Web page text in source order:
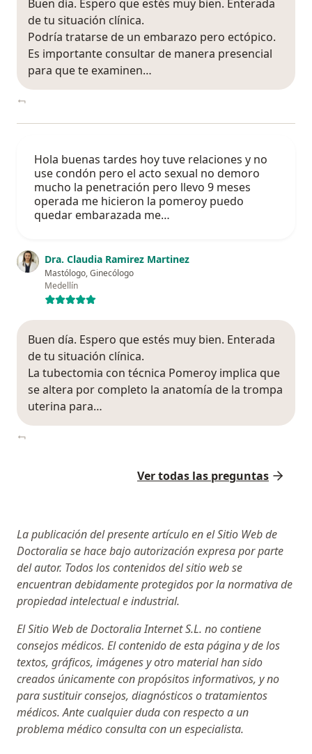
Buen día. Espero que estés muy bien. Enterada
de tu situación clínica.
Podría tratarse de un embarazo pero ectópico.
Es importante consultar de manera presencial
para que te examinen…
Hola buenas tardes hoy tuve relaciones y no
use condón pero el acto sexual no demoro
mucho la penetración pero llevo 9 meses
operada me hicieron la pomeroy puedo
quedar embarazada me…
Dra. Claudia Ramirez Martinez
Mastólogo, Ginecólogo
Medellín
Buen día. Espero que estés muy bien. Enterada
de tu situación clínica.
La tubectomia con técnica Pomeroy implica que
se altera por completo la anatomía de la trompa
uterina para…
Ver todas las preguntas
La publicación del presente artículo en el Sitio Web de
Doctoralia se hace bajo autorización expresa por parte
del autor. Todos los contenidos del sitio web se
encuentran debidamente protegidos por la normativa de
propiedad intelectual e industrial.
El Sitio Web de Doctoralia Internet S.L. no contiene
consejos médicos. El contenido de esta página y de los
textos, gráficos, imágenes y otro material han sido
creados únicamente con propósitos informativos, y no
para sustituir consejos, diagnósticos o tratamientos
médicos. Ante cualquier duda con respecto a un
problema médico consulta con un especialista.